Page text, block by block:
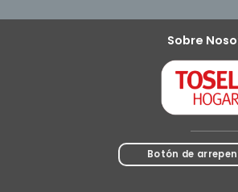
Sobre
Botón de